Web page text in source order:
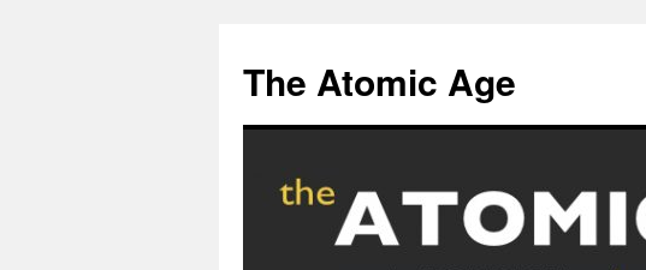
content
The Atomic Age